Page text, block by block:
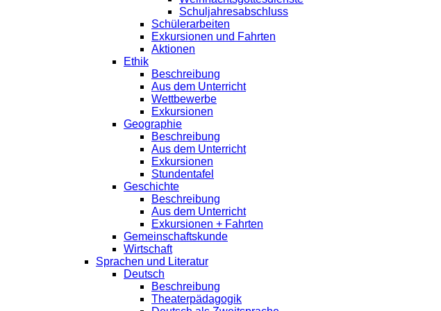
Schuljahresabschluss
Schülerarbeiten
Exkursionen und Fahrten
Aktionen
Ethik
Beschreibung
Aus dem Unterricht
Wettbewerbe
Exkursionen
Geographie
Beschreibung
Aus dem Unterricht
Exkursionen
Stundentafel
Geschichte
Beschreibung
Aus dem Unterricht
Exkursionen + Fahrten
Gemeinschaftskunde
Wirtschaft
Sprachen und Literatur
Deutsch
Beschreibung
Theaterpädagogik